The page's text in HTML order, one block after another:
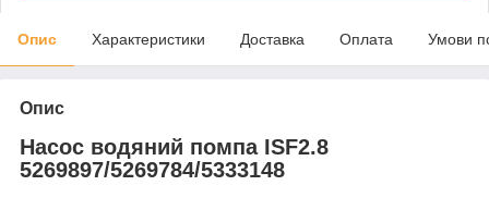
Опис Характеристики Доставка Оплата Умови
Опис
Насос водяний помпа ISF2.8
5269897/5269784/5333148